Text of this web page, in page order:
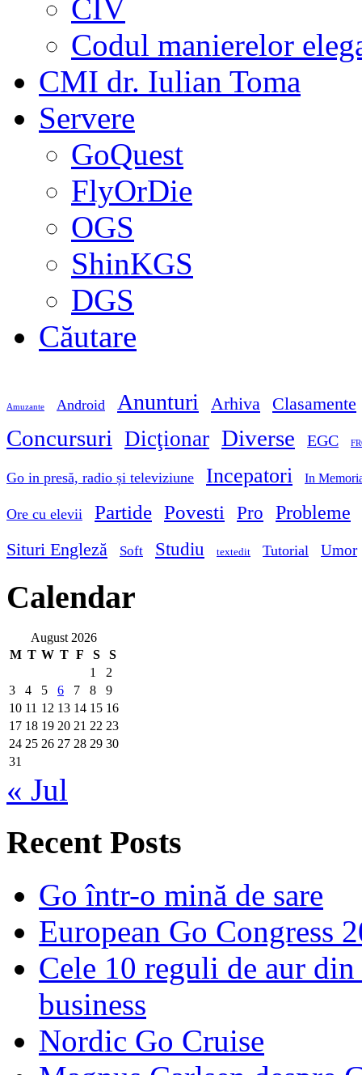
CIV
Codul manierelor
CMI dr. Iulian Toma
Servere
GoQuest
FlyOrDie
OGS
ShinKGS
DGS
Căutare
Amuzante Android Anunturi Arhiva Clasamente
Concursuri Dicţionar Diverse EGC
Go in presă, radio și televiziune Incepatori In
Ore cu elevii Partide Povesti Pro Probleme
Situri Engleză Soft Studiu textedit Tutorial Umor
Calendar
August 2026
M T W T F S
S
1
2
3
4 5 6 7 8
9
10 11 12 13 14 15 16
17 18 19 20 21 22 23
24 25 26 27 28 29 30
31
« Jul
Recent Posts
Go într-o mină de sare
European Go Congress
Cele 10 reguli de aur
business
Nordic Go Cruise